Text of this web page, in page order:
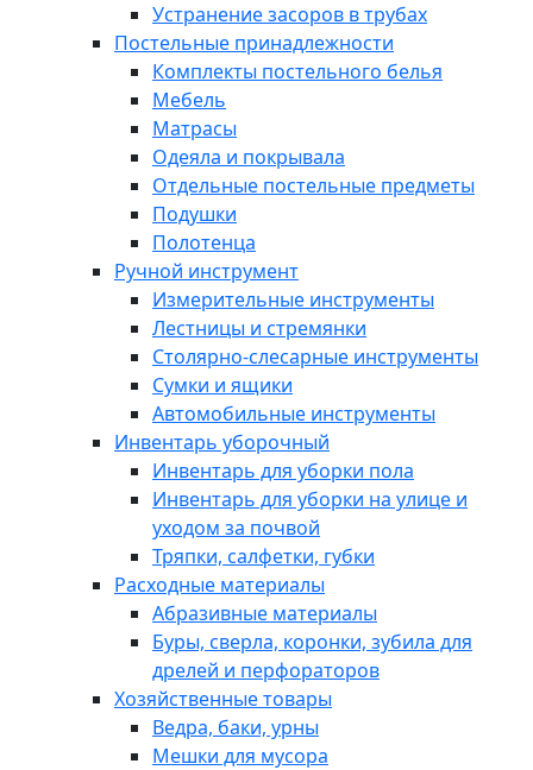
Устранение засоров в трубах
Постельные принадлежности
Комплекты постельного белья
Мебель
Матрасы
Одеяла и покрывала
Отдельные постельные предметы
Подушки
Полотенца
Ручной инструмент
Измерительные инструменты
Лестницы и стремянки
Столярно-слесарные инструменты
Сумки и ящики
Автомобильные инструменты
Инвентарь уборочный
Инвентарь для уборки пола
Инвентарь для уборки на улице и
уходом за почвой
Тряпки, салфетки, губки
Расходные материалы
Абразивные материалы
Буры, сверла, коронки, зубила для
дрелей и перфораторов
Хозяйственные товары
Ведра, баки, урны
Мешки для мусора